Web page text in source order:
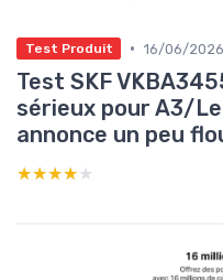
Test Produit • 16/06/2026
Test SKF
sérieux pour A3/
annonce un peu
★★★★★
★★★★★